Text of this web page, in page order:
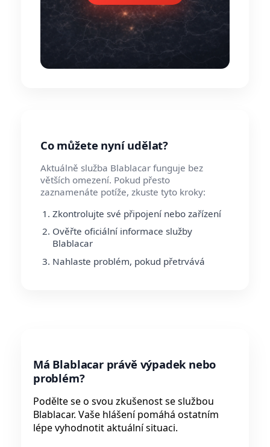
Co můžete nyní udělat?
Aktuálně služba Blablacar funguje bez
větších omezení. Pokud přesto
zaznamenáte potíže, zkuste tyto kroky:
Zkontrolujte své připojení nebo zařízení
Ověřte oficiální informace služby
Blablacar
Nahlaste problém, pokud přetrvává
Má Blablacar právě výpadek nebo
problém?
Podělte se o svou zkušenost se službou
Blablacar. Vaše hlášení pomáhá ostatním
lépe vyhodnotit aktuální situaci.